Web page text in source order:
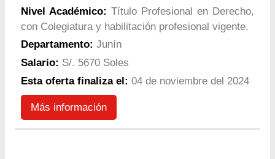
Nivel Académico: Título Profesional en Derecho,
con Colegiatura y habilitación profesional vigente.
Departamento: Junín
Salario: S/. 5670 Soles
Esta oferta finaliza el: 04 de noviembre del 2024
Más información